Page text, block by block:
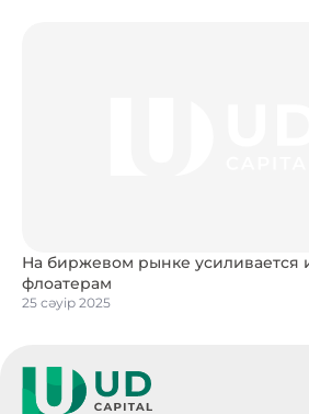
На биржевом рынке усиливается
флоатерам
25 сәуір 2025